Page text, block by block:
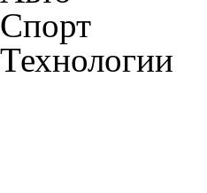
Спорт
Технологии